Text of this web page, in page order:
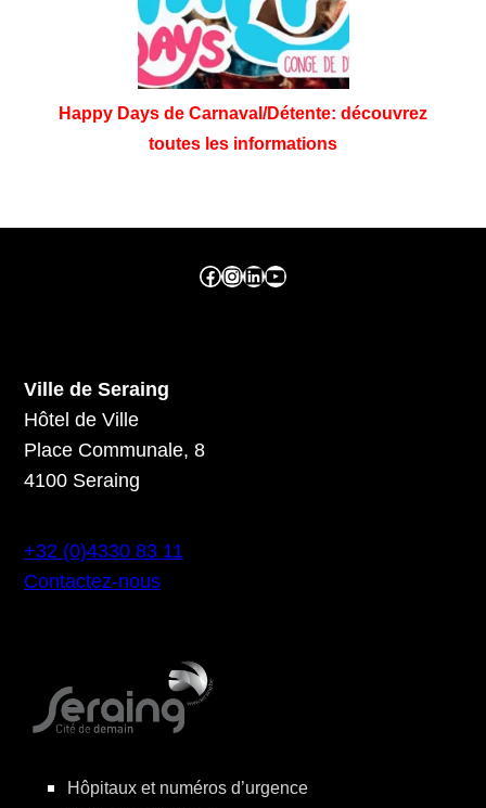
Happy Days de Carnaval/Détente: découvrez
toutes les informations
Facebook ville de seraing Instragram ville de seraing linkedin – ville de seraing YouTube
Ville de Seraing
Hôtel de Ville
Place Communale, 8
4100 Seraing
+32 (0)4330 83 11
Contactez-nous
Hôpitaux et numéros d’urgence